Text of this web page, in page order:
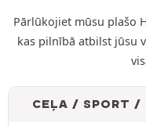
Pārlūkojiet mūsu plašo
kas pilnībā atbilst jūsu
CEĻA / SPORT /